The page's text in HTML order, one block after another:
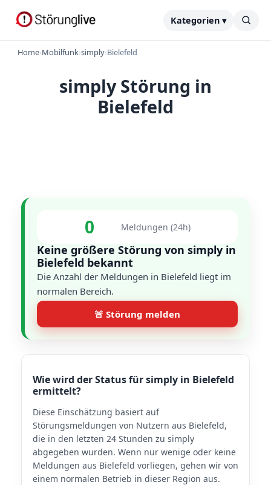
Kategorien ▾
Home›Mobilfunk›simply›Bielefeld
simply Störung in
Bielefeld
0 Meldungen (24h)
Keine größere Störung von simply in
Bielefeld bekannt
Die Anzahl der Meldungen in Bielefeld liegt im
normalen Bereich.
🚨 Störung melden
Wie wird der Status für simply in Bielefeld
ermittelt?
Diese Einschätzung basiert auf
Störungsmeldungen von Nutzern aus Bielefeld,
die in den letzten 24 Stunden zu simply
abgegeben wurden. Wenn nur wenige oder keine
Meldungen aus Bielefeld vorliegen, gehen wir von
einem normalen Betrieb in dieser Region aus.